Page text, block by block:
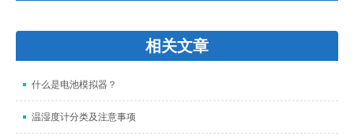
相关文章
什么是电池模拟器？
温湿度计分类及注意事项